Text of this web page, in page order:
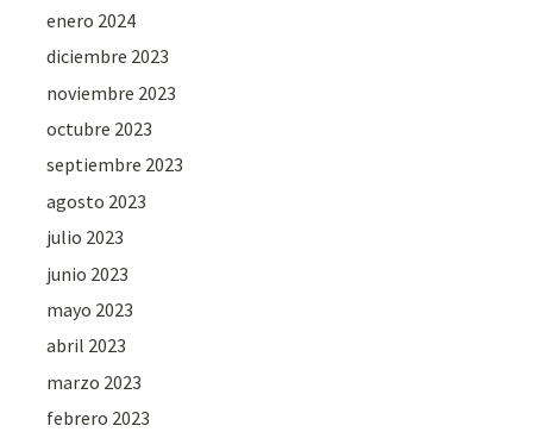
enero 2024
diciembre 2023
noviembre 2023
octubre 2023
septiembre 2023
agosto 2023
julio 2023
junio 2023
mayo 2023
abril 2023
marzo 2023
febrero 2023